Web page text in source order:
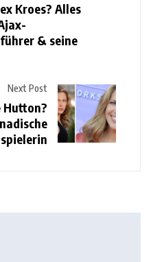
Kroes? Alles
& seine
Next Post
Hutton?